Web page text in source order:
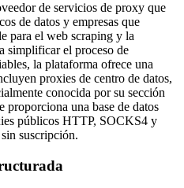
de servicios de proxy que
de datos y empresas que
para el web scraping y la
simplificar el proceso de
la plataforma ofrece una
proxies de centro de datos,
conocida por su sección
proporciona una base de datos
públicos HTTP, SOCKS4 y
suscripción.